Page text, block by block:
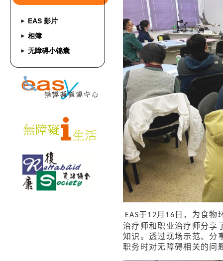
► EAS 影片
► 相簿
► 无障碍小锦囊
EAS于12月 16 日，为食物
治疗师和职业治疗师分享
知识。透过现场示范、分
职务时对无障碍相关的问